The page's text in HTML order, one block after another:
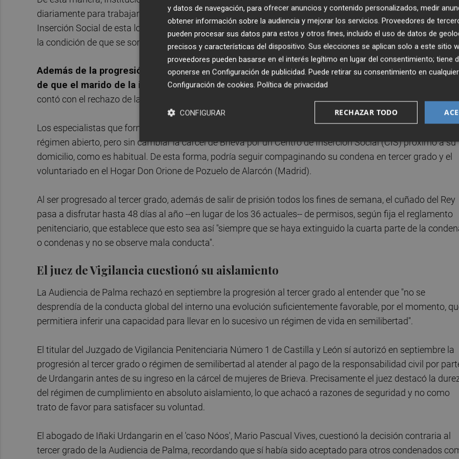
diariamente para trabajar en el Centro de Inserción Social de Alcalá de Henares y dormirá en el Centro de
Inserción Social de esta localidad madrileña. También podrá disfrutar de un fin de semana libre al mes con
la condición de que se someta al programa de delitos económicos.
Además de la progresión al tercer grado, los jueces rechazaron en aquella ocasión la
de que el marido de la infanta Cristina pudiera salir un fin de semana al mes de prisión
contó con el rechazo de la Fiscalía y no hubo unanimidad de la junta de tratamiento.
Los especialistas que forman parte de la junta de tratamiento propusieron que Urdangarin pasara al
régimen abierto, pero sin cambiar la cárcel de Brieva por un Centro de Inserción Social (CIS) próximo a su
domicilio, como es habitual. De esta forma, podría seguir compaginando su condena en tercer grado y el
voluntariado en el Hogar Don Orione de Pozuelo de Alarcón (Madrid).
Al ser progresado al tercer grado, además de salir de prisión todos los fines de semana, el cuñado del Rey
pasa a disfrutar hasta 48 días al año --en lugar de los 36 actuales-- de permisos, según fija el reglamento
penitenciario, que establece que esto sea así "siempre que se haya extinguido la cuarta parte de la
o condenas y no se observe mala conducta".
El juez de Vigilancia cuestionó su aislamiento
La Audiencia de Palma rechazó en septiembre la progresión al tercer grado al entender que "no se
desprendía de la conducta global del interno una evolución suficientemente favorable, por el momento,
permitiera inferir una capacidad para llevar en lo sucesivo un régimen de vida en semilibertad".
El titular del Juzgado de Vigilancia Penitenciaria Número 1 de Castilla y León sí autorizó en septiembre la
progresión al tercer grado o régimen de semilibertad al atender al pago de la responsabilidad civil por
de Urdangarin antes de su ingreso en la cárcel de mujeres de Brieva. Precisamente el juez destacó la
del régimen de cumplimiento en absoluto aislamiento, lo que achacó a razones de seguridad y no como
trato de favor para satisfacer su voluntad.
El abogado de Iñaki Urdangarin en el 'caso Nóos', Mario Pascual Vives, cuestionó la decisión contraria al
tercer grado de la Audiencia de Palma, recordando que sí había sido aceptado para otros condenados
y datos de navegación, para ofrecer anuncios y contenido personalizados, medir
obtener información sobre la audiencia y mejorar los servicios. Proveedores de
pueden procesar sus datos para estos y otros fines, incluido el uso de datos de
precisos y características del dispositivo. Sus elecciones se aplican solo a este sitio
proveedores pueden basarse en el interés legítimo en lugar del consentimiento; tiene
oponerse en Configuración de publicidad. Puede retirar su consentimiento en
Configuración de cookies. Política de privacidad
RECHAZAR TODO
CONFIGURAR